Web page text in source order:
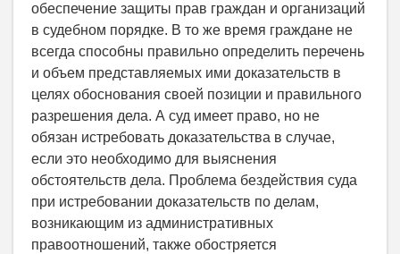
обеспечение защиты прав граждан и организаций
в судебном порядке. В то же время граждане не
всегда способны правильно определить перечень
и объем представляемых ими доказательств в
целях обоснования своей позиции и правильного
разрешения дела. А суд имеет право, но не
обязан истребовать доказательства в случае,
если это необходимо для выяснения
обстоятельств дела. Проблема бездействия суда
при истребовании доказательств по делам,
возникающим из административных
правоотношений, также обостряется